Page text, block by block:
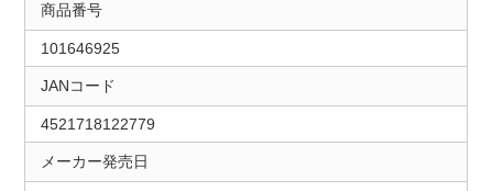
商品番号
101646925
JANコード
4521718122779
メーカー発売日